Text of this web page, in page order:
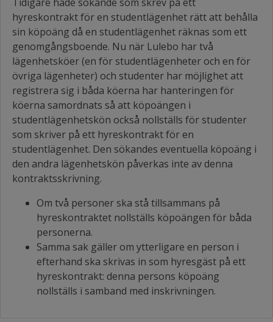
hyreskontrakt för en studentlägenhet rätt att behålla
sin köpoäng då en studentlägenhet räknas som ett
genomgångsboende. Nu när Lulebo har två
lägenhetsköer (en för studentlägenheter och en för
övriga lägenheter) och studenter har möjlighet att
registrera sig i båda köerna har hanteringen för
köerna samordnats så att köpoängen i
studentlägenhetskön också nollställs för studenter
som skriver på ett hyreskontrakt för en
studentlägenhet. Den sökandes eventuella köpoäng i
den andra lägenhetskön påverkas inte av denna
kontraktsskrivning.
Om två personer ska stå tillsammans på
hyreskontraktet nollställs köpoängen för båda
personerna.
Samma sak gäller om ytterligare en person i
efterhand ska skrivas in som hyresgäst på ett
hyreskontrakt: denna persons köpoäng
nollställs i samband med inskrivningen.